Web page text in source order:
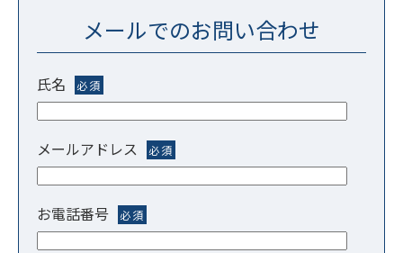
メールでのお問い合わせ
氏名 必須
メールアドレス 必須
お電話番号 必須